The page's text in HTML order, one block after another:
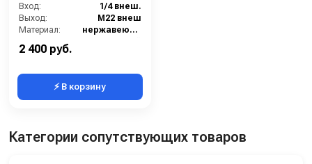
Вход:
1/4 внеш.
Выход:
М22 внеш
Материал:
нержавеющая сталь
Страна-производитель:
2 400 руб.
⚡ В корзину
Категории сопутствующих товаров